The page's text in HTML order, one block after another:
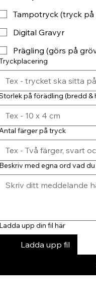
Tampotryck (tryck
Digital Gravyr
Prägling (görs på
på förädling (bredd &
färger på tryck
med egna ord vad
upp din fil här
Ladda upp fil